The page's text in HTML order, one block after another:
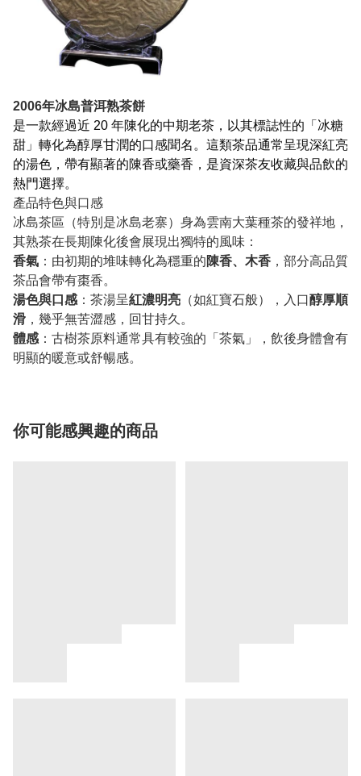
2006年冰島普洱熟茶餅
是一款經過近 20 年陳化的中期老茶，以其標誌性的「冰糖
甜」轉化為醇厚甘潤的口感聞名。這類茶品通常呈現深紅亮
的湯色，帶有顯著的陳香或藥香，是資深茶友收藏與品飲的
熱門選擇。
產品特色與口感
冰島茶區（特別是冰島老寨）身為雲南大葉種茶的發祥地，
其熟茶在長期陳化後會展現出獨特的風味：
香氣 ：由初期的堆味轉化為穩重的陳香、木香 ，部分高品質
茶品會帶有棗香。
湯色與口感 ：茶湯呈紅濃明亮 （如紅寶石般），入口醇厚順
滑 ，幾乎無苦澀感，回甘持久。
體感 ：古樹茶原料通常具有較強的「茶氣」，飲後身體會有
明顯的暖意或舒暢感。
你可能感興趣的商品